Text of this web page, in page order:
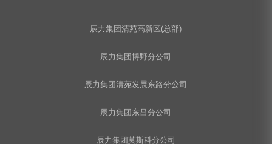
辰力集团清苑高新区(总部)
辰力集团博野分公司
辰力集团清苑发展东路分公司
辰力集团东吕分公司
辰力集团莫斯科分公司